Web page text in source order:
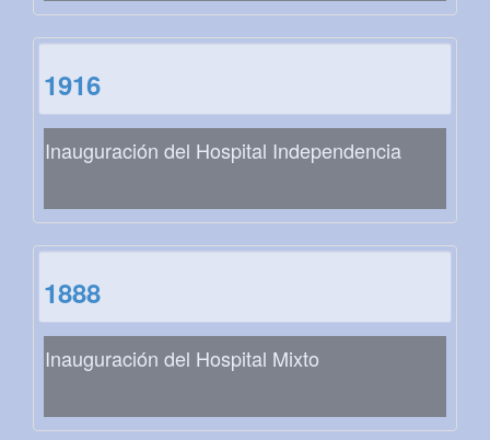
1916
Inauguración del Hospital Independencia
1888
Inauguración del Hospital Mixto